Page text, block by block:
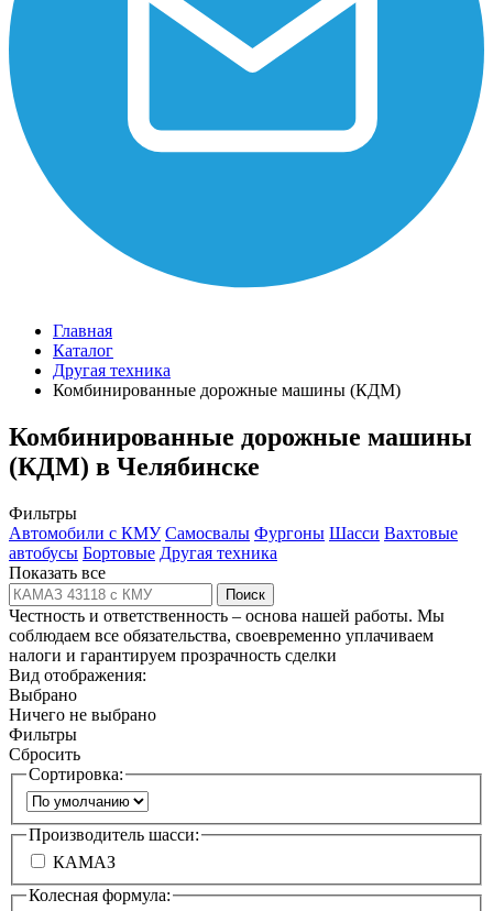
Главная
Каталог
Другая техника
Комбинированные дорожные машины (КДМ)
Комбинированные дорожные машины
(КДМ) в Челябинске
Фильтры
Автомобили с КМУ Самосвалы Фургоны Шасси Вахтовые
автобусы Бортовые Другая техника
Показать все
Поиск
Честность и ответственность – основа нашей работы. Мы
соблюдаем все обязательства, своевременно уплачиваем
налоги и гарантируем прозрачность сделки
Вид отображения:
Выбрано
Ничего не выбрано
Фильтры
Сбросить
Сортировка:
Производитель шасси:
КАМАЗ
Колесная формула: